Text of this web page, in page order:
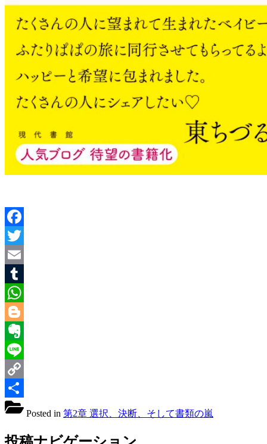
Facebook
Twitter
Email
Tumblr
WhatsApp
Blogger
Evernote
Line
Copy
Link
共
Posted in 第2章 選択、決断、そして書類の嵐